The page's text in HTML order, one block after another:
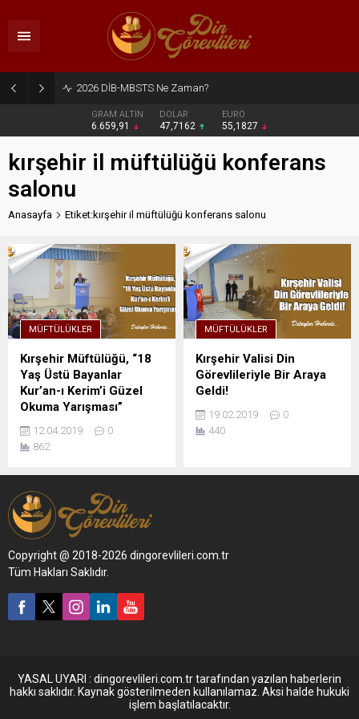
2026 DİB-MBSTS Ne Zaman?
GRAM ALTIN
6.659,91
DOLAR
47,7162
EURO
55,1827
kırşehir il müftülüğü konferans
salonu
Anasayfa Etiket:kırşehir il müftülüğü konferans salonu
MÜFTÜLÜKLER
Kırşehir Müftülüğü, “18
Yaş Üstü Bayanlar
Kur’an-ı Kerim’i Güzel
Okuma Yarışması”
12.04.2019
0
862
MÜFTÜLÜKLER
Kırşehir Valisi Din
Görevlileriyle Bir Araya
Geldi!
19.02.2019
0
440
Copyright @ 2018-2026 dingorevlileri.com.tr
Tüm Hakları Saklıdır.
YASAL UYARI : dingorevlileri.com.tr tarafından yazılan haberlerin
hakkı saklıdır. Kaynak gösterilmeden kullanılamaz. Aksi halde hukuki
işlem başlatılacaktır.